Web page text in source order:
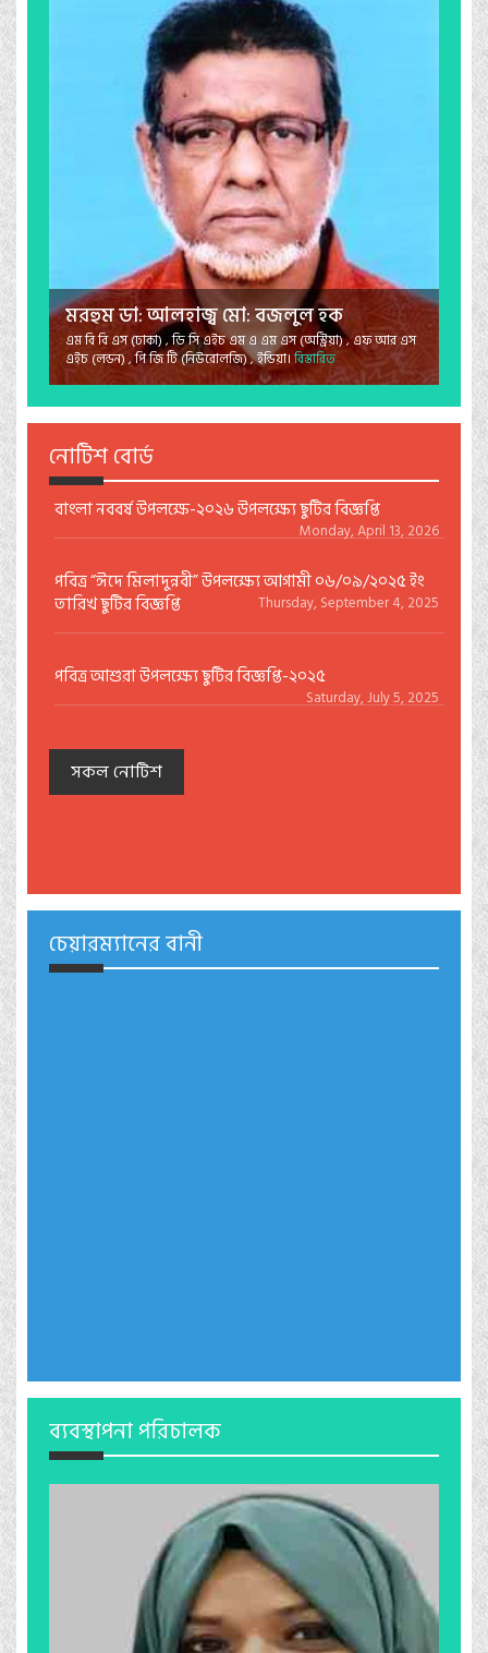
মরহুম ডা: আলহাজ্ব মো: বজলুল হক
এম বি বি এস (ঢাকা) , ডি সি এইচ এম এ এম এস (অস্ট্রিয়া) , এফ আর এস
এইচ (লন্ডন) , পি জি টি (নিউরোলজি) , ইন্ডিয়া।বিস্তারিত
নোটিশ বোর্ড
বাংলা নববর্ষ উপলক্ষে-২০২৬ উপলক্ষ্যে ছুটির বিজ্ঞপ্তি
Monday, April 13, 2026
পবিত্র “ঈদে মিলাদুন্নবী” উপলক্ষ্যে আগামী ০৬/০৯/২০২৫ ইং
তারিখ ছুটির বিজ্ঞপ্তি
Thursday, September 4, 2025
পবিত্র আশুরা উপলক্ষ্যে ছুটির বিজ্ঞপ্তি-২০২৫
Saturday, July 5, 2025
সকল নোটিশ
চেয়ারম্যানের বানী
ব্যবস্থাপনা পরিচালক